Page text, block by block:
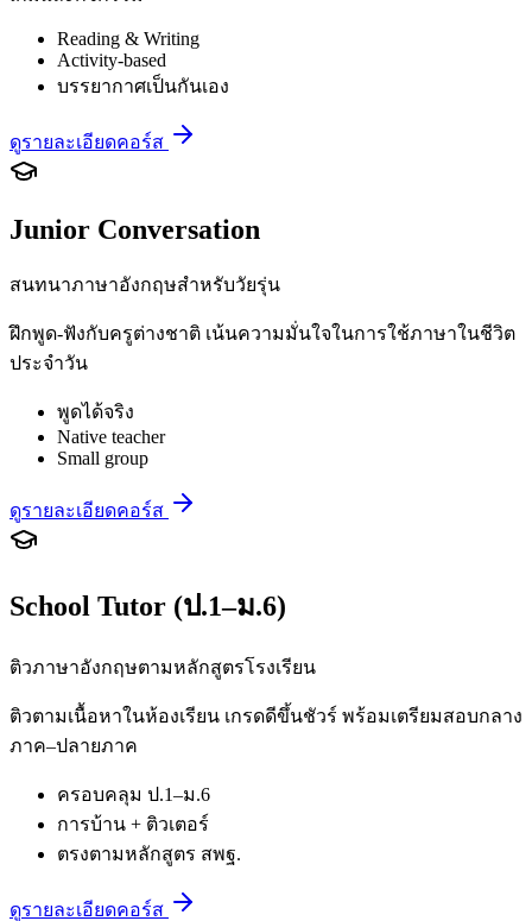
Reading & Writing
Activity-based
บรรยากาศเป็นกันเอง
ดูรายละเอียดคอร์ส
Junior Conversation
สนทนาภาษาอังกฤษสำหรับวัยรุ่น
ฝึกพูด-ฟังกับครูต่างชาติ เน้นความมั่นใจในการใช้ภาษาในชีวิต
ประจำวัน
พูดได้จริง
Native teacher
Small group
ดูรายละเอียดคอร์ส
School Tutor (ป.1–ม.6)
ติวภาษาอังกฤษตามหลักสูตรโรงเรียน
ติวตามเนื้อหาในห้องเรียน เกรดดีขึ้นชัวร์ พร้อมเตรียมสอบกลาง
ภาค–ปลายภาค
ครอบคลุม ป.1–ม.6
การบ้าน + ติวเตอร์
ตรงตามหลักสูตร สพฐ.
ดูรายละเอียดคอร์ส